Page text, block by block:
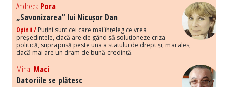
Andreea Pora
„Savonizarea” lui Nicușor Dan
Opinii / Puțini sunt cei care mai înțeleg ce vrea
președintele, dacă are de gând să soluționeze criza
politică, suprapusă peste una a statului de drept și, mai ales,
dacă mai are un dram de bună-credință.
Mihai Maci
Datoriile se plătesc